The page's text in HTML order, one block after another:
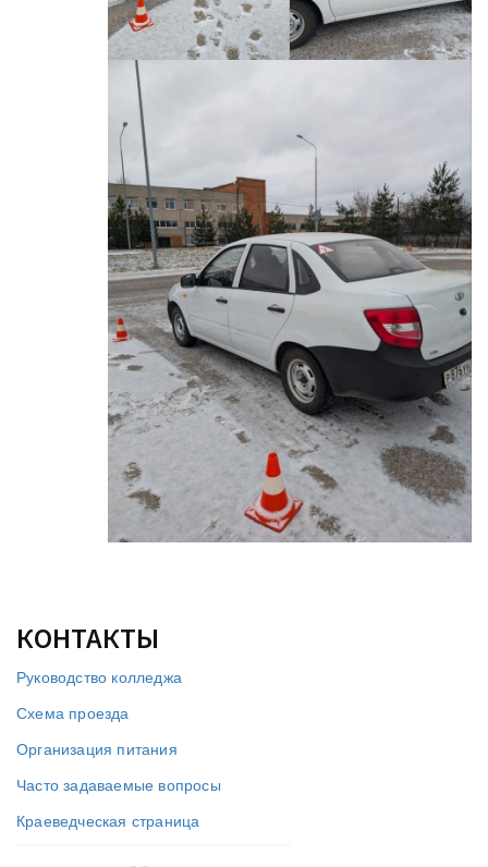
КОНТАКТЫ
Руководство колледжа
Схема проезда
Организация питания
Часто задаваемые вопросы
Краеведческая страница